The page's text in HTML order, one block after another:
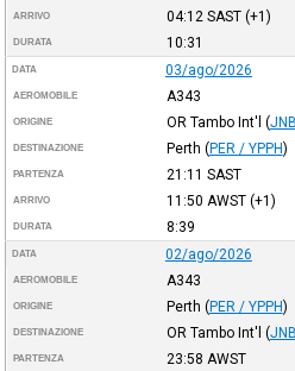
ARRIVO 04:12 SAST(+1)
DURATA 10:31
DATA 03/ago/2026
AEROMOBILE A343
ORIGINE OR Tambo Int'l (
DESTINAZIONE Perth (PER / YPPH)
PARTENZA 21:11 SAST
ARRIVO 11:50 AWST(+1)
DURATA 8:39
DATA 02/ago/2026
AEROMOBILE A343
ORIGINE Perth (PER / YPPH)
DESTINAZIONE OR Tambo Int'l (
PARTENZA 23:58 AWST